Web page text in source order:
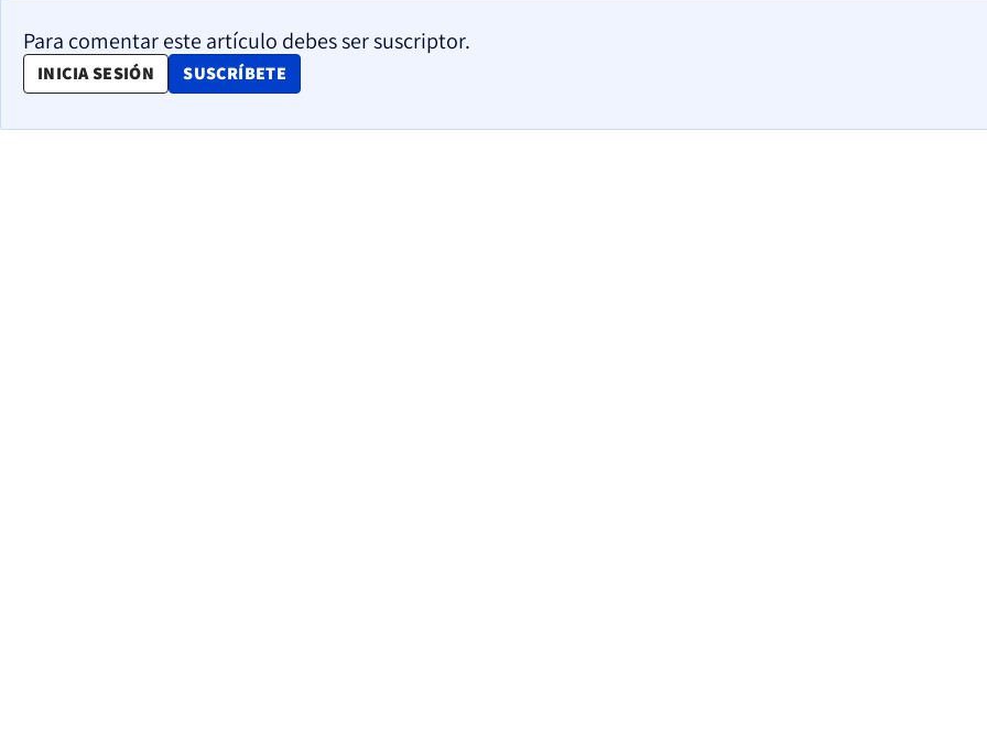
Para comentar este artículo debes ser suscriptor.
INICIA SESIÓN SUSCRÍBETE
OPENS IN NEW WINDOW